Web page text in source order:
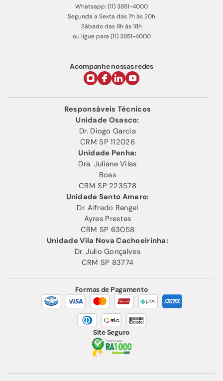
Whatsapp: (11) 3851-4000
Segunda a Sexta das 7h às 20h
Sábado das 8h às 18h
ou ligue para (11) 3851-4000
Acompanhe nossas redes
Responsáveis Técnicos
Unidade Osasco:
Dr. Diogo Garcia
CRM SP 112026
Unidade Penha:
Dra. Juliane Vilas
Boas
CRM SP 223578
Unidade Santo Amaro:
Dr. Alfredo Rangel
Ayres Prestes
CRM SP 63058
Unidade Vila Nova Cachoeirinha:
Dr. Julio Gonçalves
CRM SP 83774
Formas de Pagamento
Site Seguro